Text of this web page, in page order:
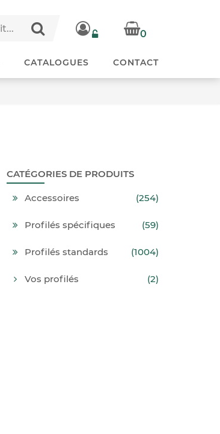
0
CATALOGUES CONTACT
CATÉGORIES DE PRODUITS
Accessoires (254)
Profilés spécifiques (59)
Profilés standards (1004)
Vos profilés (2)